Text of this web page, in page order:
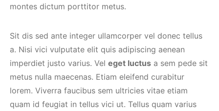
montes dictum porttitor metus.
Sit dis sed ante integer ullamcorper vel donec tellus
a. Nisi vici vulputate elit quis adipiscing aenean
imperdiet justo varius. Vel eget luctus a sem pede sit
metus nulla maecenas. Etiam eleifend curabitur
lorem. Viverra faucibus sem ultricies vitae etiam
quam id feugiat in tellus vici ut. Tellus quam varius